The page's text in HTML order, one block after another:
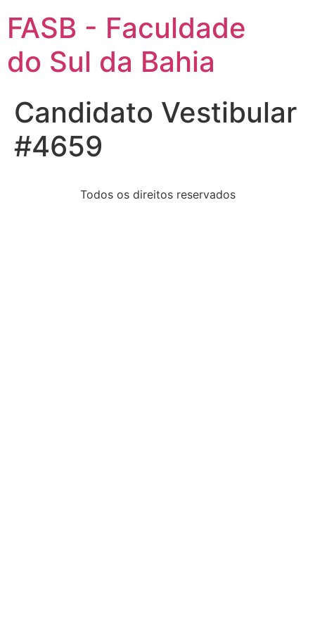
FASB - Faculdade
do Sul da Bahia
Candidato Vestibular
#4659
Todos os direitos reservados